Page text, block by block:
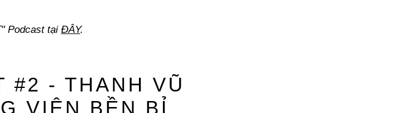
Podcast tại ĐÂY.
#2 - THANH VŨ
VIÊN BỀN BỈ